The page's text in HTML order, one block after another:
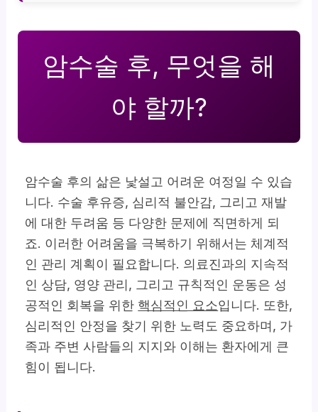
암수술 후, 무엇을 해
야 할까?
암수술 후의 삶은 낯설고 어려운 여정일 수 있습
니다. 수술 후유증, 심리적 불안감, 그리고 재발
에 대한 두려움 등 다양한 문제에 직면하게 되
죠. 이러한 어려움을 극복하기 위해서는 체계적
인 관리 계획이 필요합니다. 의료진과의 지속적
인 상담, 영양 관리, 그리고 규칙적인 운동은 성
공적인 회복을 위한 핵심적인 요소입니다. 또한,
심리적인 안정을 찾기 위한 노력도 중요하며, 가
족과 주변 사람들의 지지와 이해는 환자에게 큰
힘이 됩니다.